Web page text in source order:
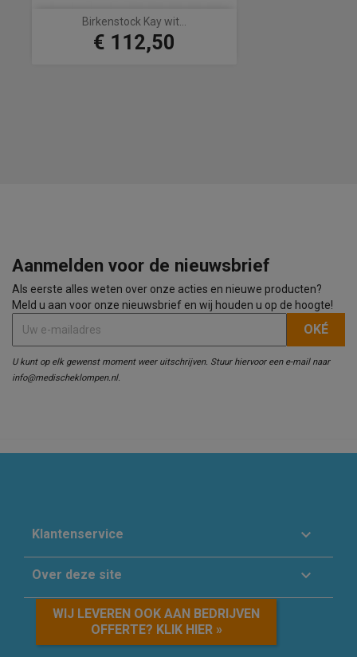
Birkenstock Kay wit...
Prijs
€ 112,50
Aanmelden voor de nieuwsbrief
Als eerste alles weten over onze acties en nieuwe producten?
Meld u aan voor onze nieuwsbrief en wij houden u op de hoogte!
U kunt op elk gewenst moment weer uitschrijven. Stuur hiervoor een e-mail naar
info@medischeklompen.nl.
Klantenservice 
Over deze site 
WIJ LEVEREN OOK AAN BEDRIJVEN
OFFERTE? KLIK HIER »